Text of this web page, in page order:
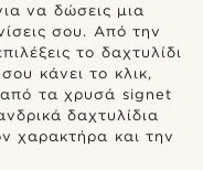
να δώσεις μια
σου. Από την
το δαχτυλίδι
κάνει το κλικ,
από τα χρυσά signet
δαχτυλίδια
χαρακτήρα και την